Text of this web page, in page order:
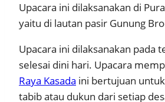
Upacara ini dilaksanakan di
yaitu di lautan pasir Gunung
Upacara ini dilaksanakan pada
selesai dini hari. Upacara
Raya Kasada ini bertujuan
tabib atau dukun dari setiap